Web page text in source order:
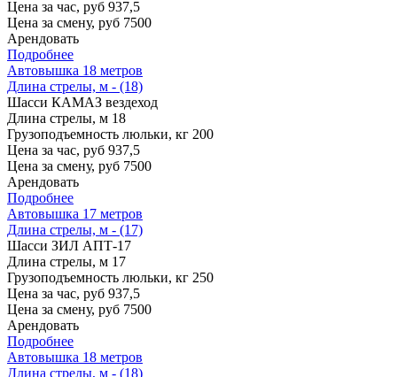
Цена за час, руб 937,5
Цена за смену, руб 7500
Арендовать
Подробнее
Автовышка 18 метров
Длина стрелы, м - (18)
Шасси КАМАЗ вездеход
Длина стрелы, м 18
Грузоподъемность люльки, кг 200
Цена за час, руб 937,5
Цена за смену, руб 7500
Арендовать
Подробнее
Автовышка 17 метров
Длина стрелы, м - (17)
Шасси ЗИЛ АПТ-17
Длина стрелы, м 17
Грузоподъемность люльки, кг 250
Цена за час, руб 937,5
Цена за смену, руб 7500
Арендовать
Подробнее
Автовышка 18 метров
Длина стрелы, м - (18)